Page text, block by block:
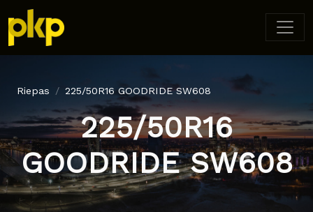
Riepas 225/50R16 GOODRIDE SW608
225/50R16
GOODRIDE SW608